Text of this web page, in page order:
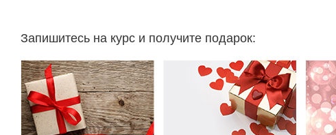
Запишитесь на курс и получите подарок: